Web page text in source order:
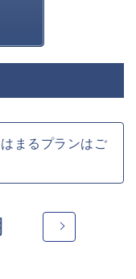
ございますので、
天風呂や露天風呂
のご夕食のご用意
です。
まるプランはご